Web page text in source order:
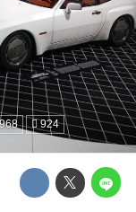
968 924